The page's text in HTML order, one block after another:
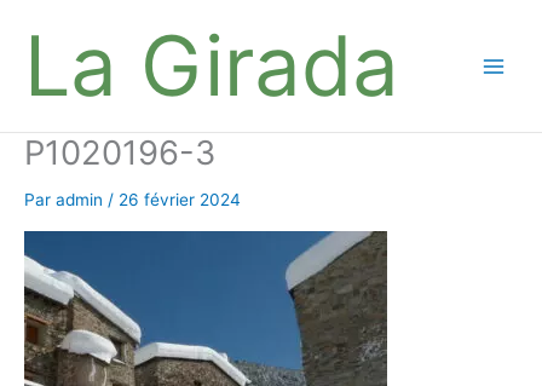
La Girada
P1020196-3
Par admin / 26 février 2024